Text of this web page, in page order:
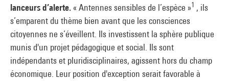
lanceurs d’alerte. « Antennes sensibles de l’espèce »1 , ils
s’emparent du thème bien avant que les consciences
citoyennes ne s’éveillent. Ils investissent la sphère publique
munis d'un projet pédagogique et social. Ils sont
indépendants et pluridisciplinaires, agissent hors du champ
économique. Leur position d'exception serait favorable à